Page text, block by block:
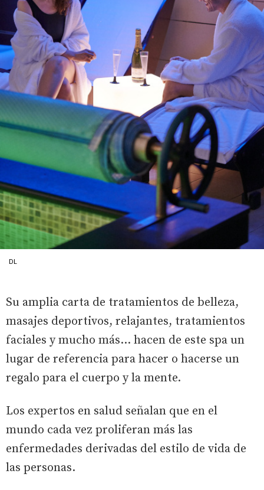
DL
Su amplia carta de tratamientos de belleza,
masajes deportivos, relajantes, tratamientos
faciales y mucho más… hacen de este spa un
lugar de referencia para hacer o hacerse un
regalo para el cuerpo y la mente.
Los expertos en salud señalan que en el
mundo cada vez proliferan más las
enfermedades derivadas del estilo de vida de
las personas.